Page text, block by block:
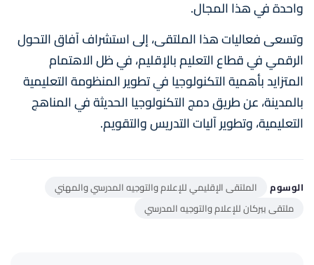
واحدة في هذا المجال.
وتسعى فعاليات هذا الملتقى، إلى استشراف آفاق التحول
الرقمي في قطاع التعليم بالإقليم، في ظل الاهتمام
المتزايد بأهمية التكنولوجيا في تطوير المنظومة التعليمية
بالمدينة، عن طريق دمج التكنولوجيا الحديثة في المناهج
التعليمية، وتطوير آليات التدريس والتقويم.
الوسوم
الملتقى الإقليمي للإعلام والتوجيه المدرسي والمهني
ملتقى ببركان للإعلام والتوجيه المدرسي